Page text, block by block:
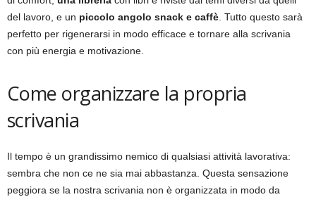
del lavoro, e un piccolo angolo snack e caffè . Tutto questo sarà
perfetto per rigenerarsi in modo efficace e tornare alla scrivania
con più energia e motivazione.
Come organizzare la propria
scrivania
Il tempo è un grandissimo nemico di qualsiasi attività lavorativa:
sembra che non ce ne sia mai abbastanza. Questa sensazione
peggiora se la nostra scrivania non è organizzata in modo da